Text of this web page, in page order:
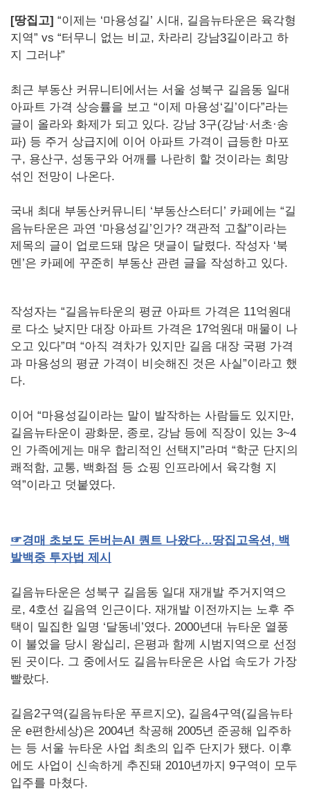
[땅집고] “이제는 ‘마용성길’ 시대, 길음뉴타운은 육각형
지역” vs “터무니 없는 비교, 차라리 강남3길이라고 하
지 그러냐”
최근 부동산 커뮤니티에서는 서울 성북구 길음동 일대
아파트 가격 상승률을 보고 “이제 마용성‘길’이다”라는
글이 올라와 화제가 되고 있다. 강남 3구(강남·서초·송
파) 등 주거 상급지에 이어 아파트 가격이 급등한 마포
구, 용산구, 성동구와 어깨를 나란히 할 것이라는 희망
섞인 전망이 나온다.
국내 최대 부동산커뮤니티 ‘부동산스터디’ 카페에는 “길
음뉴타운은 과연 ‘마용성길’인가? 객관적 고찰”이라는
제목의 글이 업로드돼 많은 댓글이 달렸다. 작성자 ‘북
멘’은 카페에 꾸준히 부동산 관련 글을 작성하고 있다.
작성자는 “길음뉴타운의 평균 아파트 가격은 11억원대
로 다소 낮지만 대장 아파트 가격은 17억원대 매물이 나
오고 있다”며 “아직 격차가 있지만 길음 대장 국평 가격
과 마용성의 평균 가격이 비슷해진 것은 사실”이라고 했
다.
이어 “마용성길이라는 말이 발작하는 사람들도 있지만,
길음뉴타운이 광화문, 종로, 강남 등에 직장이 있는 3~4
인 가족에게는 매우 합리적인 선택지”라며 “학군 단지의
쾌적함, 교통, 백화점 등 쇼핑 인프라에서 육각형 지
역”이라고 덧붙였다.
☞경매 초보도 돈버는AI 퀀트 나왔다…땅집고옥션, 백
발백중 투자법 제시
길음뉴타운은 성북구 길음동 일대 재개발 주거지역으
로, 4호선 길음역 인근이다. 재개발 이전까지는 노후 주
택이 밀집한 일명 ‘달동네’였다. 2000년대 뉴타운 열풍
이 불었을 당시 왕십리, 은평과 함께 시범지역으로 선정
된 곳이다. 그 중에서도 길음뉴타운은 사업 속도가 가장
빨랐다.
길음2구역(길음뉴타운 푸르지오), 길음4구역(길음뉴타
운 e편한세상)은 2004년 착공해 2005년 준공해 입주하
는 등 서울 뉴타운 사업 최초의 입주 단지가 됐다. 이후
에도 사업이 신속하게 추진돼 2010년까지 9구역이 모두
입주를 마쳤다.